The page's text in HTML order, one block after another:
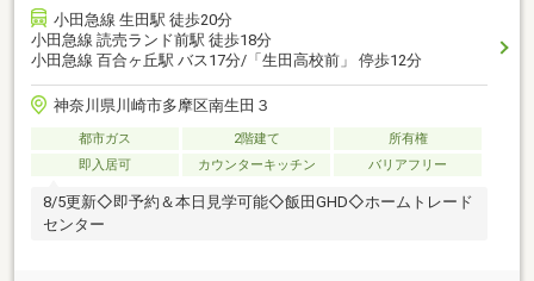
小田急線 生田駅 徒歩20分
小田急線 読売ランド前駅 徒歩18分
小田急線 百合ヶ丘駅 バス17分/「生田高校前」 停歩12分
神奈川県川崎市多摩区南生田３
都市ガス 2階建て
所有権
即入居可
カウンターキッチン バリアフリー
8/5更新◇即予約＆本日見学可能◇飯田GHD◇ホームトレード
センター